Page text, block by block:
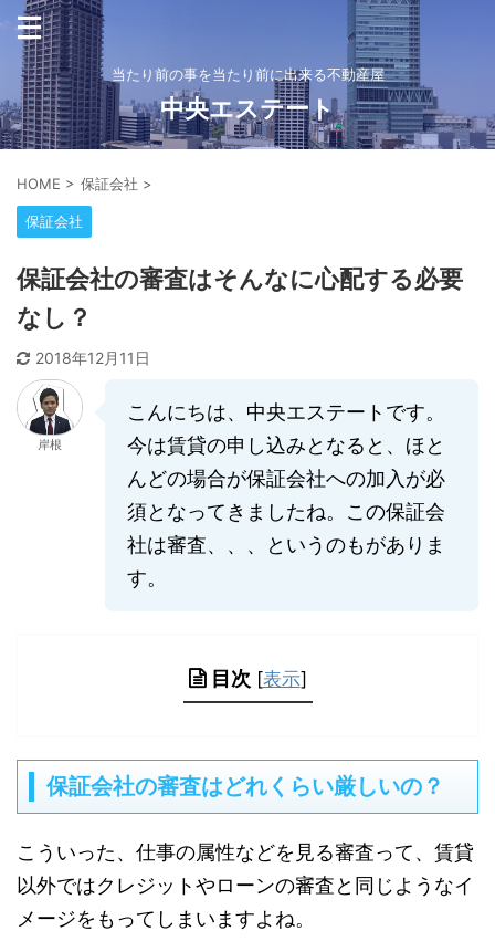
当たり前の事を当たり前に出来る不動産屋
中央エステート
HOME > 保証会社 >
保証会社
保証会社の審査はそんなに心配する必要
なし？
2018年12月11日
岸根
こんにちは、中央エステートです。
今は賃貸の申し込みとなると、ほと
んどの場合が保証会社への加入が必
須となってきましたね。この保証会
社は審査、、、というのもがありま
す。
目次 [表示]
保証会社の審査はどれくらい厳しいの？
こういった、仕事の属性などを見る審査って、賃貸
以外ではクレジットやローンの審査と同じようなイ
メージをもってしまいますよね。